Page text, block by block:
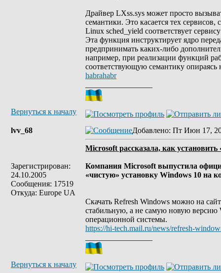
Драйвер LXss.sys может просто
семантики. Это касается тех
Linux sched_yield соответствует
Эта функция инструктирует ядро
предпринимать каких-либо
например, при реализации функций
соответствующую семантику
habrahabr
Вернуться к началу
lvv_68
Зарегистрирован:
24.10.2005
Сообщения: 17519
Откуда: Europe UA
Добавлено: Пт Июн 17,
Microsoft рассказала, как
Компания Microsoft выпустила
«чистую» установку Windows 10 на
Скачать Refresh Windows можно на
стабильную, а не самую новую версию
операционной системы.
https://hi-tech.mail.ru/news/refresh-
Вернуться к началу